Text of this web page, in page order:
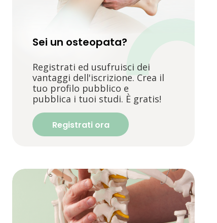
Sei un osteopata?
Registrati ed usufruisci dei
vantaggi dell'iscrizione. Crea il
tuo profilo pubblico e
pubblica i tuoi studi. È gratis!
Registrati ora